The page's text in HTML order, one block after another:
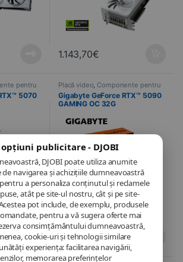
publicitare - DJOBI
DJOBI poate utiliza anumite
navigarea și achizițiile dumneavoastră
a personaliza conținutul și reclamele
atât pe site-ul nostru, cât și pe site-
pot include, de exemplu, produsele
pentru a vă sugera oferte mai
consimțământului dumneavoastră,
cookie-uri și tehnologii similare
experiența: facilitarea navigării,
memorarea preferințelor
1.143,70€
pentru
5070
Placă video Componente pentru
PC Informatică
Gigabyte GeForce RTX™ 5090
GAMING OC 32G
2.906,94€